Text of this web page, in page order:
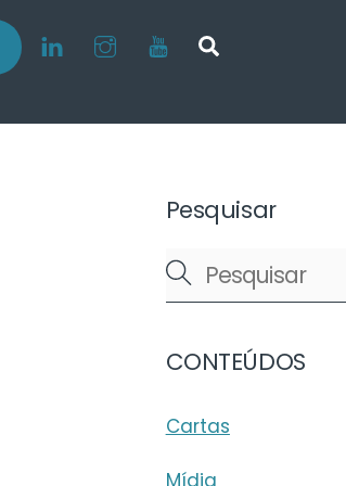
LinkedInInstagramYoutubeSearch
Pesquisar
CONTEÚDOS
Cartas
Mídia